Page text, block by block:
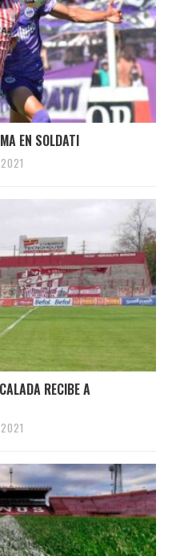
EN SOLDATI
RECIBE A